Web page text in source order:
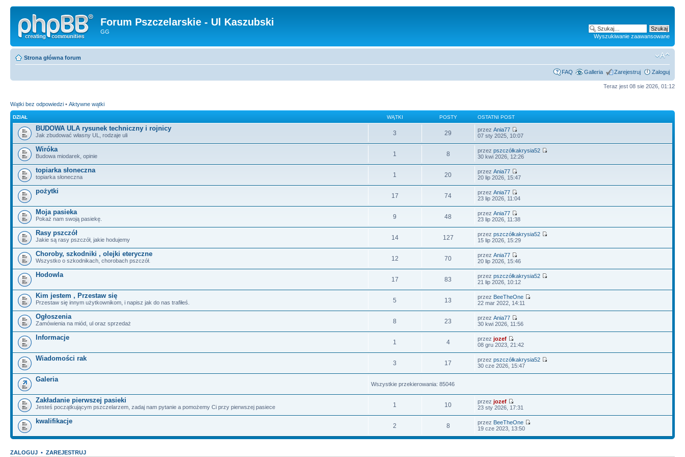
Forum Pszczelarskie - Ul Kaszubski
GG
Wyszukiwanie zaawansowane
Strona główna forum
FAQ Galleria Zarejestruj Zaloguj
Teraz jest 08 sie 2026, 01:12
Wątki bez odpowiedzi • Aktywne wątki
DZIAŁ WĄTKI POSTY OSTATNI POST
BUDOWA ULA rysunek techniczny i rojnicy
Jak zbudować własny UL, rodzaje uli 3 29 przezAnia77
07 sty 2025, 10:07
Wiróka
Budowa miodarek, opinie 1 8 przezpszczółkakrysia52
30 kwi 2026, 12:26
topiarka słoneczna
topiarka słoneczna 1 20 przezAnia77
20 lip 2026, 15:47
pożytki
17 74 przezAnia77
23 lip 2026, 11:04
Moja pasieka
Pokaż nam swoją pasiekę. 9 48 przezAnia77
23 lip 2026, 11:38
Rasy pszczół
Jakie są rasy pszczół, jakie hodujemy 14 127 przezpszczółkakrysia52
15 lip 2026, 15:29
Choroby, szkodniki , olejki eteryczne
Wszystko o szkodnikach, chorobach pszczół. 12 70 przezAnia77
20 lip 2026, 15:46
Hodowla
17 83 przezpszczółkakrysia52
21 lip 2026, 10:12
Kim jestem , Przestaw się
Przestaw się innym użytkownikom, i napisz jak do nas trafiłeś. 5 13 przez BeeTheOne
22 mar 2022, 14:11
Ogłoszenia
Zamówienia na miód, ul oraz sprzedaż 8 23 przezAnia77
30 kwi 2026, 11:56
Informacje
1 4 przezjozef
08 gru 2023, 21:42
Wiadomości rak
3 17 przezpszczółkakrysia52
30 cze 2026, 15:47
Galeria
Wszystkie przekierowania: 85046
Zakładanie pierwszej pasieki
Jesteś początkującym pszczelarzem, zadaj nam pytanie a pomożemy Ci przy pierwszej pasiece 1 10 przezjozef
23 sty 2026, 17:31
kwalifikacje
2 8 przez BeeTheOne
19 cze 2023, 13:50
ZALOGUJ • ZAREJESTRUJ